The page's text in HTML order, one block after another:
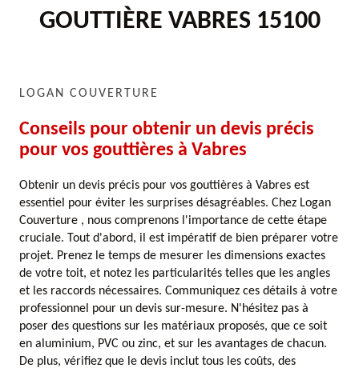
GOUTTIÈRE VABRES 15100
LOGAN COUVERTURE
Conseils pour obtenir un devis précis
pour vos gouttières à Vabres
Obtenir un devis précis pour vos gouttières à Vabres est
essentiel pour éviter les surprises désagréables. Chez Logan
Couverture , nous comprenons l'importance de cette étape
cruciale. Tout d'abord, il est impératif de bien préparer votre
projet. Prenez le temps de mesurer les dimensions exactes
de votre toit, et notez les particularités telles que les angles
et les raccords nécessaires. Communiquez ces détails à votre
professionnel pour un devis sur-mesure. N'hésitez pas à
poser des questions sur les matériaux proposés, que ce soit
en aluminium, PVC ou zinc, et sur les avantages de chacun.
De plus, vérifiez que le devis inclut tous les coûts, des